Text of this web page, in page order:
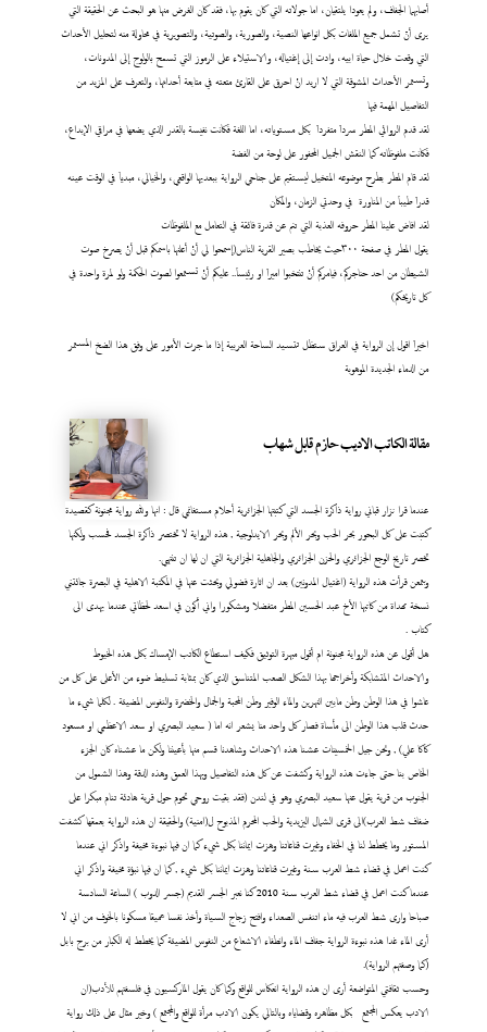
أصابهما الجفاف، ولم يعودا يلتقيان، اما جولاته التي كان يقوم بها، فقد كان الغرض منها هو البحث عن الحقيقة التي
يرى أنّ تشمل جميع الملفات بكل انواعها النصية، والصورية، والصوتية، والتصويرية في محاولة منه لتحليل الأحداث
التي وقعت خلال حياة ابيه، وادت إلى إغتياله، والاستيلاء على الرموز التي تسمح بالولوج إلى المدونات،
وتستمر الأحداث المشوقة التي لا اريد انْ احرق على القارئ متعته في متابعة أحداثها، والتعرف على المزيد من
التفاصيل المهمة فيها
لقد قدم الروائي المطر سرداَ متفرداَ بكل مستوياته، اما اللغة فكانت نفيسة بالقدر الذي يضعها في مراقي الإبداع،
فكانت ملفوظاته كما النقش الجميل المحفور على لوحة من الفضة
لقد قام المطر بطرح موضوعه المتخيل ليستقيم على جناحي الرواية ببعديها الواقعي، والخيالي، مبدياَ في الوقت عينه
قدراَ طيباَ من المناورة في وحدتي الزمان، والمكان
لقد افاض علينا المطر حروفه العذبة التي تنم عن قدرة فائقة في التعامل مع الملفوظات
يقول المطر في صفحة ٣٠٠حيث يخاطب بصير القرية الناس(إسمحوا لي أنْ أعلنها باسمكم قبل أنْ يصرخ صوت
الشيطان من احد حناجركم، فيامركم أنْ تنتخبوا اميراَ او رئيساَ.. عليكم أنْ تستمعوا لصوت الحكمة ولو لمرة واحدة في
كل تاريخكم)
اخيراَ اقول إن الرواية في العراق ستظل تتسيد الساحة العربية إذا ما جرت الأمور على وفق هذا الضخ المستمر
من الدماء الجديدة الموهوبة
مقالة الكاتب الاديب حازم قابل شهاب
عندما قرا نزار قباني رواية ذاكرة الجسد التي كتبتها الجزائرية أحلام مستغانمي قال : انها ولله رواية مجنونة كقصيدة
كتبت على كل البحور بحر الحب وبحر الألم وبحر الايدلوجية , هذه الرواية لا تختصر ذاكرة الجسد فحسب ولكنها
تخصر تاريخ الوجع الجزائري والحزن الجزائري والجاهلية الجزائرية التي ان لها ان تنتهي.
وبتمعن قرأت هذه الرواية (اغتيال المدونين) بعد ان اثارة فضولي وبحثت عنها في المكتبة الاهلية في البصرة جائتني
نسخة مهداة من كاتبها الأخ عبد الحسين المطر متفضلا ومشكورا واني أكون في اسعد لحظاتي عندما يهدى الى
كتاب.
هل أقول عن هذه الرواية مجنونة ام أقول مبهرة التوثيق فكيف استطاع الكاتب الإمساك بكل هذه الخيوط
والاحداث المتشابكة وأخراجها بهذا الشكل الصعب المتناسق الذي كان بمثابة تسليط ضوء من الأعلى على كل من
عاشوا في هذا الوطن وطن مابين النهرين والماء الوفير وطن المحبة والجمال والخضرة والنفوس المضيئة . لكلما شيء ما
حدث قلب هذا الوطن الى مأساة فصار كل واحد منا يشعر انه اما ( سعيد البصري او سعد الاعظمي او مسعود
كاكا علي) , ونحن جيل الخمسينات عشنا هذه الاحداث وشاهدنا قسم منها بأعيننا ولكن ما عشناه كان الجزء
الخاص بنا حتى جاءت هذه الرواية وكشفت عن كل هذه التفاصيل وبهذا العمق وهذه الدقة وهذا الشمول من
الجنوب من قرية يقول عنها سعيد البصري وهو في لندن (فقد بقيت روحي تحوم حول قرية هادئة تنام مبكرا على
ضفاف شط العرب)الى قرى الشمال اليزيدية والحب المحرم المذبوح ل(امنية) والحقيقة ان هذه الرواية بعمقها كشفت
المستور وما يخطط لنا في الخفاء وغيرت قناعاتنا وهزت ايماننا بكل شيء كما ان فيها نبوءة مخيفة واذكر اني عندما
كنت اعمل في قضاء شط العرب سنة وغيرت قناعاتنا وهزت ايماننا بكل شيء , كما ان فيها نبؤة مخيفة واذكر اني
عندما كنت اعمل في قضاء شط العرب سنة 2010 كنا نعبر الجسر القديم (جسر الدوب ) الساعة السادسة
صباحا وارى شط العرب فيه ماء اتنفس الصعداء وافتح زجاج السياة وأخذ نفسا عميقا مسكونا بالخوف من اني لا
أرى الماء غدا هذه نبوءة الرواية جفاف الماء وانطفاء الاشعاع من النفوس المضيئة كما يخطط له الكبار من برج بابل
(كما وصفتهم الرواية).
وحسب ثقافتي المتواضعة أرى ان هذه الرواية انعكاس للواقع وكما كان يقول الماركسيون في فلسفتهم للأدب(ان
الادب يعكس المجتمع بكل مظاهره وقضاياه وبالتالي يكون الادب مرأة للواقع والمجتمع ) وخير مثال على ذلك رواية